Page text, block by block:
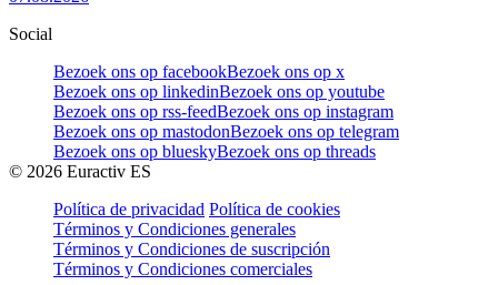
Social
Bezoek ons op facebookBezoek ons op x
Bezoek ons op linkedinBezoek ons op youtube
Bezoek ons op rss-feedBezoek ons op instagram
Bezoek ons op mastodonBezoek ons op telegram
Bezoek ons op blueskyBezoek ons op threads
© 2026 Euractiv ES
Política de privacidad Política de cookies
Términos y Condiciones generales
Términos y Condiciones de suscripción
Términos y Condiciones comerciales